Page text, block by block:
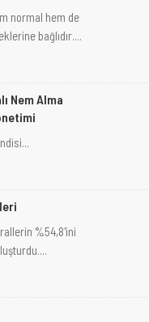
normal hem de
bağlıdır....
Nem Alma
%54,8'ini